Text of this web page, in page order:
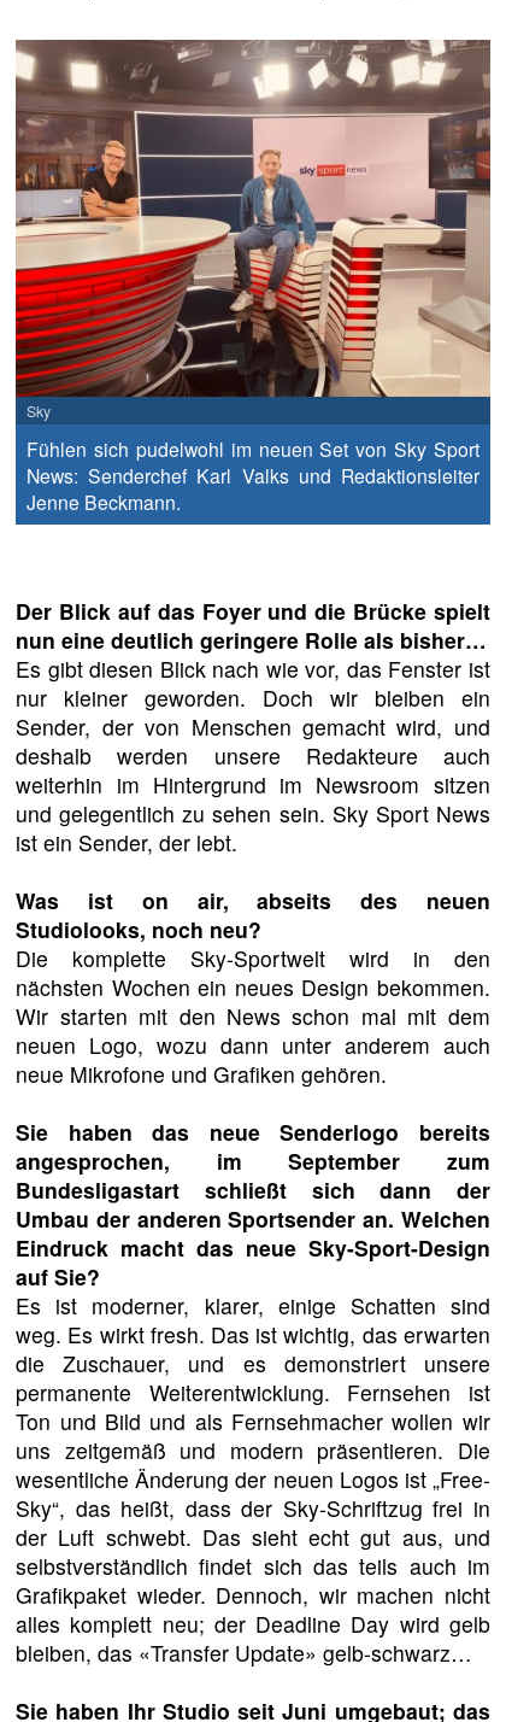
Sky
Fühlen sich pudelwohl im neuen Set von Sky Sport
News: Senderchef Karl Valks und Redaktionsleiter
Jenne Beckmann.
Der Blick auf das Foyer und die Brücke spielt
nun eine deutlich geringere Rolle als bisher…
Es gibt diesen Blick nach wie vor, das Fenster ist
nur kleiner geworden. Doch wir bleiben ein
Sender, der von Menschen gemacht wird, und
deshalb werden unsere Redakteure auch
weiterhin im Hintergrund im Newsroom sitzen
und gelegentlich zu sehen sein. Sky Sport News
ist ein Sender, der lebt.
Was ist on air, abseits des neuen
Studiolooks, noch neu?
Die komplette Sky-Sportwelt wird in den
nächsten Wochen ein neues Design bekommen.
Wir starten mit den News schon mal mit dem
neuen Logo, wozu dann unter anderem auch
neue Mikrofone und Grafiken gehören.
Sie haben das neue Senderlogo bereits
angesprochen, im September zum
Bundesligastart schließt sich dann der
Umbau der anderen Sportsender an. Welchen
Eindruck macht das neue Sky-Sport-Design
auf Sie?
Es ist moderner, klarer, einige Schatten sind
weg. Es wirkt fresh. Das ist wichtig, das erwarten
die Zuschauer, und es demonstriert unsere
permanente Weiterentwicklung. Fernsehen ist
Ton und Bild und als Fernsehmacher wollen wir
uns zeitgemäß und modern präsentieren. Die
wesentliche Änderung der neuen Logos ist „Free-
Sky“, das heißt, dass der Sky-Schriftzug frei in
der Luft schwebt. Das sieht echt gut aus, und
selbstverständlich findet sich das teils auch im
Grafikpaket wieder. Dennoch, wir machen nicht
alles komplett neu; der Deadline Day wird gelb
bleiben, das «Transfer Update» gelb-schwarz…
Sie haben Ihr Studio seit Juni umgebaut; das